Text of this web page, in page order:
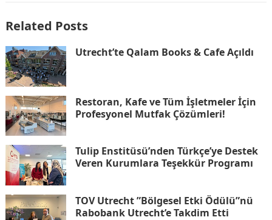
Related Posts
Utrecht’te Qalam Books & Cafe Açıldı
Restoran, Kafe ve Tüm İşletmeler İçin
Profesyonel Mutfak Çözümleri!
Tulip Enstitüsü’nden Türkçe’ye Destek
Veren Kurumlara Teşekkür Programı
TOV Utrecht ”Bölgesel Etki Ödülü”nü
Rabobank Utrecht’e Takdim Etti